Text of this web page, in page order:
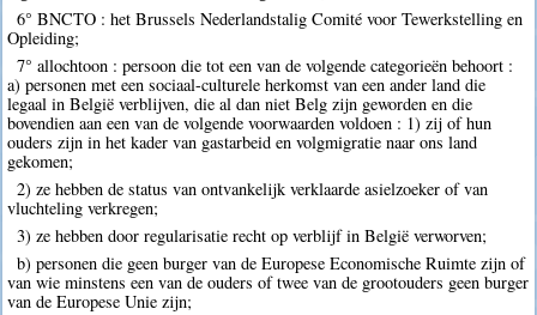
6° BNCTO : het Brussels Nederlandstalig Comité voor Tewerkstelling en
Opleiding;
7° allochtoon : persoon die tot een van de volgende categorieën behoort :
a) personen met een sociaal-culturele herkomst van een ander land die
legaal in België verblijven, die al dan niet Belg zijn geworden en die
bovendien aan een van de volgende voorwaarden voldoen : 1) zij of hun
ouders zijn in het kader van gastarbeid en volgmigratie naar ons land
gekomen;
2) ze hebben de status van ontvankelijk verklaarde asielzoeker of van
vluchteling verkregen;
3) ze hebben door regularisatie recht op verblijf in België verworven;
b) personen die geen burger van de Europese Economische Ruimte zijn of
van wie minstens een van de ouders of twee van de grootouders geen burger
van de Europese Unie zijn;